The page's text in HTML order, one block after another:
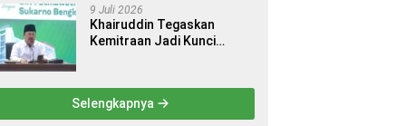
Mahasiswa
9 Juli 2026
Khairuddin Tegaskan
Kemitraan Jadi Kunci
Selengkapnya